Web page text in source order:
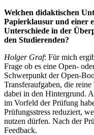
Welchen didaktischen
Papierklausur und einer
Unterschiede in der
den Studierenden?
Holger Graf: Für mich
Frage ob es eine Open-
Schwerpunkt der Open-
Transferaufgaben, die
dabei in den Hintergrund.
im Vorfeld der Prüfung
Prüfungsstress reduziert,
nutzen dürfen. Nach der
Feedback.